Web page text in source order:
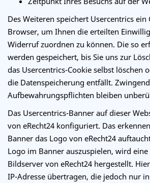
Des Weiteren speichert Usercentrics
Browser, um Ihnen die erteilten
Widerruf zuordnen zu können. Die so
werden gespeichert, bis Sie uns zur
das Usercentrics-Cookie selbst löschen
die Datenspeicherung entfällt.
Aufbewahrungspflichten bleiben
Das Usercentrics-Banner auf dieser
von eRecht24 konfiguriert. Das
Banner das Logo von eRecht24
Logo im Banner auszuspielen, wird
Bildserver von eRecht24 hergestellt.
IP-Adresse übertragen, die jedoch nur